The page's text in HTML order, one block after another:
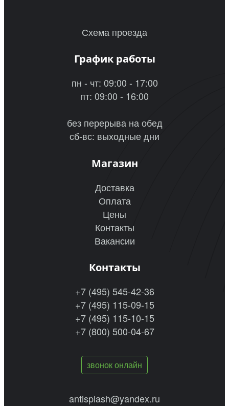
Схема проезда
График работы
пн - чт: 09:00 - 17:00
пт: 09:00 - 16:00
без перерыва на обед
сб-вс: выходные дни
Магазин
Доставка
Оплата
Цены
Контакты
Вакансии
Контакты
+7 (495) 545-42-36
+7 (495) 115-09-15
+7 (495) 115-10-15
+7 (800) 500-04-67
звонок онлайн
antisplash@yandex.ru